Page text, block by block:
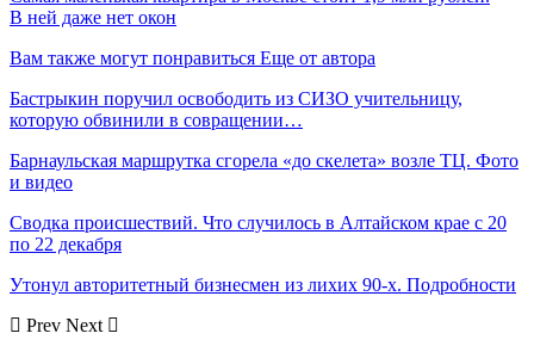
В ней даже нет окон
Вам также могут понравиться Еще от автора
Бастрыкин поручил освободить из СИЗО учительницу,
которую обвинили в совращении…
Барнаульская маршрутка сгорела «до скелета» возле ТЦ. Фото
и видео
Сводка происшествий. Что случилось в Алтайском крае с 20
по 22 декабря
Утонул авторитетный бизнесмен из лихих 90-х. Подробности
Prev Next